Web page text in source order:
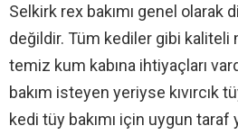
Selkirk rex bakımı genel olarak
değildir. Tüm kediler gibi kaliteli
temiz kum kabına ihtiyaçları
bakım isteyen yeriyse kıvırcık
kedi tüy bakımı için uygun taraf